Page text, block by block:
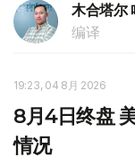
木合塔尔
编译
19:23, 04 8月 2026
8月4日终盘
情况